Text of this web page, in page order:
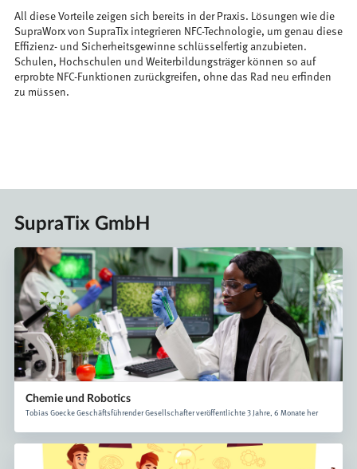
All diese Vorteile zeigen sich bereits in der Praxis. Lösungen wie die
SupraWorx von SupraTix integrieren NFC-Technologie, um genau diese
Effizienz- und Sicherheitsgewinne schlüsselfertig anzubieten.
Schulen, Hochschulen und Weiterbildungsträger können so auf
erprobte NFC-Funktionen zurückgreifen, ohne das Rad neu erfinden
zu müssen.
SupraTix GmbH
Chemie und Robotics
Tobias Goecke Geschäftsführender Gesellschafter veröffentlichte 3 Jahre, 6 Monate her